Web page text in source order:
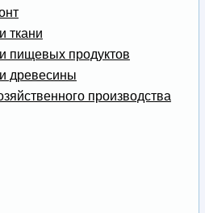
ткани
пищевых продуктов
древесины
производства